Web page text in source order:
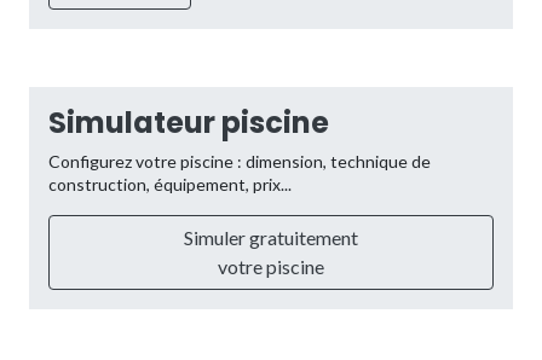
Simulateur piscine
Configurez votre piscine : dimension, technique de
construction, équipement, prix...
Simuler gratuitement
votre piscine